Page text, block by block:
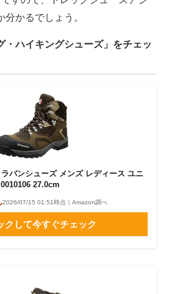
分かるでしょう。
・ハイキングシューズ」をチェッ
バンシューズ メンズ レディース ユニ
27.0cm
2026/07/15 01:51時点｜Amazon調べ
クして今すぐチェック